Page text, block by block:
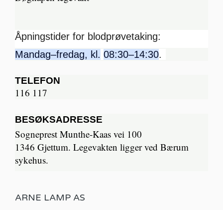
Åpningstider for blodprøvetaking:
Mandag–fredag, kl. 08:30–14:30.
TELEFON
116 117
BESØKSADRESSE
Sogneprest Munthe-Kaas vei 100
1346 Gjettum. Legevakten ligger ved Bærum
sykehus.
ARNE LAMP AS